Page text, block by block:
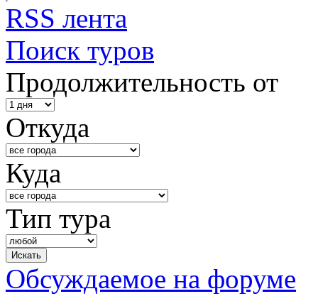
RSS лента
Поиск туров
Продолжительность от
Откуда
Куда
Тип тура
Обсуждаемое на форуме